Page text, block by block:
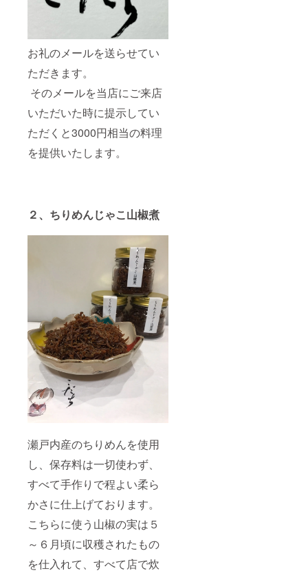
お礼のメールを送らせてい
ただきます。
そのメールを当店にご来店
いただいた時に提示してい
ただくと3000円相当の料理
を提供いたします。
２、ちりめんじゃこ山椒煮
瀬戸内産のちりめんを使用
し、保存料は一切使わず、
すべて手作りで程よい柔ら
かさに仕上げております。
こちらに使う山椒の実は５
～６月頃に収穫されたもの
を仕入れて、すべて店で炊